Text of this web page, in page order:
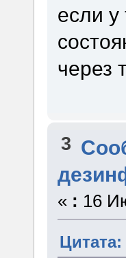
если у
через
3
« : 16